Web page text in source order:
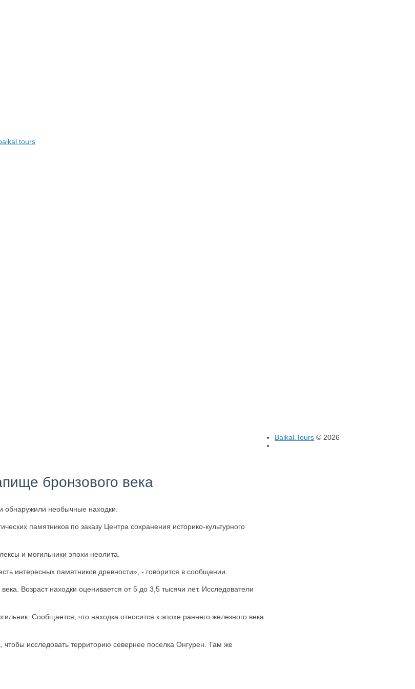
бронзового века
обнаружили необычные находки.
памятников по заказу Центра сохранения историко-культурного
и могильники эпохи неолита.
интересных памятников древности», - говорится в сообщении.
Возраст находки оценивается от 5 до 3,5 тысячи лет. Исследователи
Сообщается, что находка относится к эпохе раннего железного века.
исследовать территорию севернее поселка Онгурен. Там же
Baikal.Tours © 2026